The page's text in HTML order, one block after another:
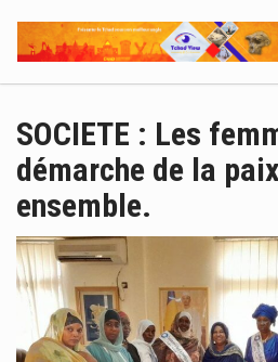
SOCIETE : Les
démarche de la
ensemble.